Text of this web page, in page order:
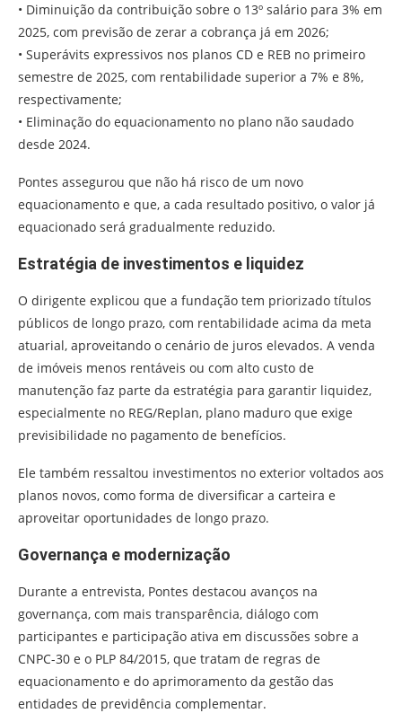
• Diminuição da contribuição sobre o 13º salário para 3% em
2025, com previsão de zerar a cobrança já em 2026;
• Superávits expressivos nos planos CD e REB no primeiro
semestre de 2025, com rentabilidade superior a 7% e 8%,
respectivamente;
• Eliminação do equacionamento no plano não saudado
desde 2024.
Pontes assegurou que não há risco de um novo
equacionamento e que, a cada resultado positivo, o valor já
equacionado será gradualmente reduzido.
Estratégia de investimentos e liquidez
O dirigente explicou que a fundação tem priorizado títulos
públicos de longo prazo, com rentabilidade acima da meta
atuarial, aproveitando o cenário de juros elevados. A venda
de imóveis menos rentáveis ou com alto custo de
manutenção faz parte da estratégia para garantir liquidez,
especialmente no REG/Replan, plano maduro que exige
previsibilidade no pagamento de benefícios.
Ele também ressaltou investimentos no exterior voltados aos
planos novos, como forma de diversificar a carteira e
aproveitar oportunidades de longo prazo.
Governança e modernização
Durante a entrevista, Pontes destacou avanços na
governança, com mais transparência, diálogo com
participantes e participação ativa em discussões sobre a
CNPC-30 e o PLP 84/2015, que tratam de regras de
equacionamento e do aprimoramento da gestão das
entidades de previdência complementar.